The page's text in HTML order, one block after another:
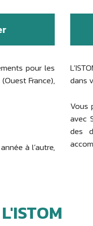
pour les
France),
à l’autre,
dans
Vous
avec
des